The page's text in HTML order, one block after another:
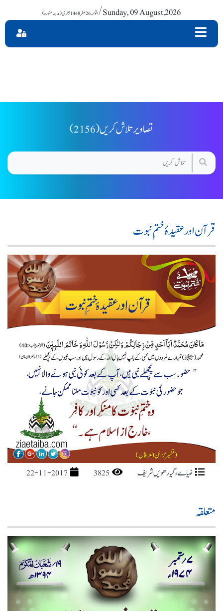
اتوار , 26 صفر 1448 ہجری (مدینہ منورہ)/ Sunday, 09 August,2026
(2156) تصاویر تلاش کریں
قرآن اور عقیدۂ ختمِ نبوت
22-11-2017 3825 ضیاےء گیارھویں شریف
متعلقہ